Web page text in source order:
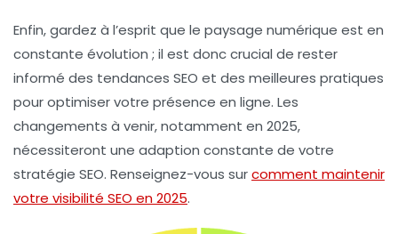
Enfin, gardez à l’esprit que le paysage numérique est en
constante évolution ; il est donc crucial de rester
informé des tendances SEO et des meilleures pratiques
pour optimiser votre présence en ligne. Les
changements à venir, notamment en 2025,
nécessiteront une adaption constante de votre
stratégie SEO. Renseignez-vous surcomment maintenir
votre visibilité SEO en 2025.